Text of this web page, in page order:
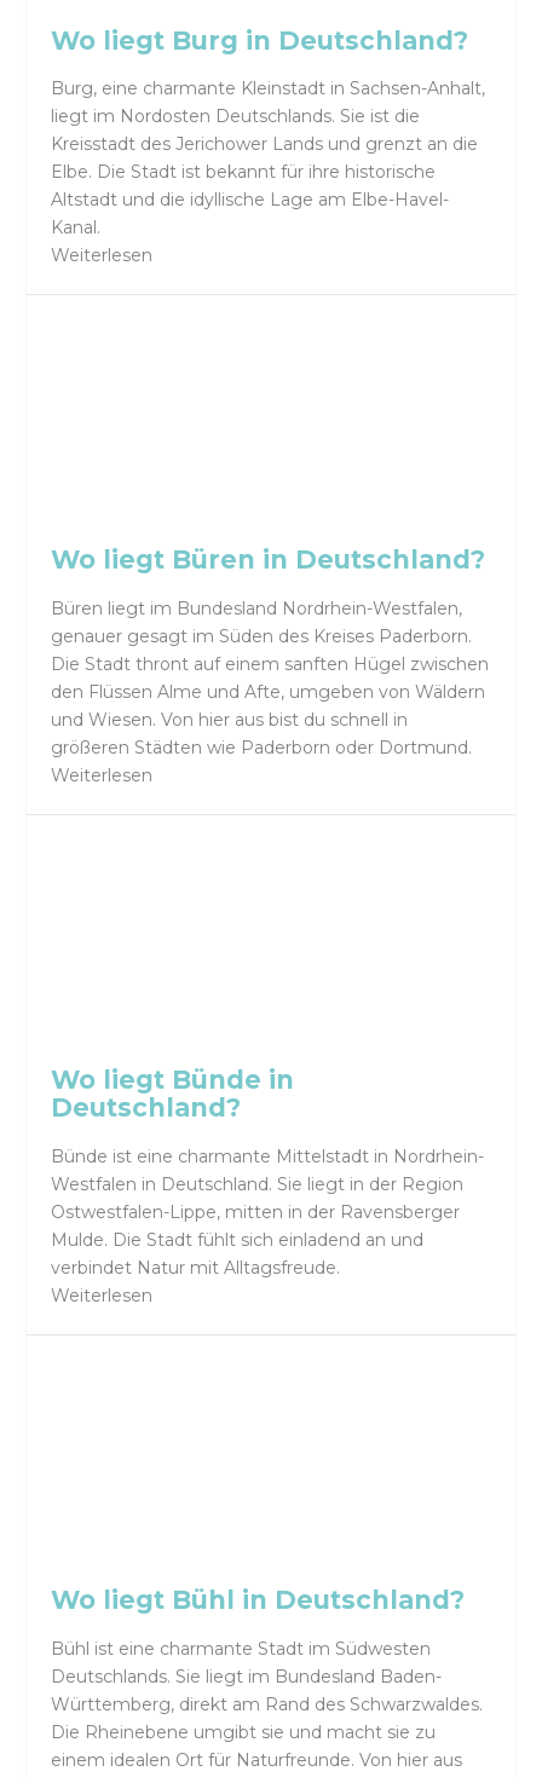
Wo liegt Burg in Deutschland?
Burg, eine charmante Kleinstadt in Sachsen-Anhalt,
liegt im Nordosten Deutschlands. Sie ist die
Kreisstadt des Jerichower Lands und grenzt an die
Elbe. Die Stadt ist bekannt für ihre historische
Altstadt und die idyllische Lage am Elbe-Havel-
Kanal.
Weiterlesen
Wo liegt Büren in Deutschland?
Büren liegt im Bundesland Nordrhein-Westfalen,
genauer gesagt im Süden des Kreises Paderborn.
Die Stadt thront auf einem sanften Hügel zwischen
den Flüssen Alme und Afte, umgeben von Wäldern
und Wiesen. Von hier aus bist du schnell in
größeren Städten wie Paderborn oder Dortmund.
Weiterlesen
Wo liegt Bünde in
Deutschland?
Bünde ist eine charmante Mittelstadt in Nordrhein-
Westfalen in Deutschland. Sie liegt in der Region
Ostwestfalen-Lippe, mitten in der Ravensberger
Mulde. Die Stadt fühlt sich einladend an und
verbindet Natur mit Alltagsfreude.
Weiterlesen
Wo liegt Bühl in Deutschland?
Bühl ist eine charmante Stadt im Südwesten
Deutschlands. Sie liegt im Bundesland Baden-
Württemberg, direkt am Rand des Schwarzwaldes.
Die Rheinebene umgibt sie und macht sie zu
einem idealen Ort für Naturfreunde. Von hier aus